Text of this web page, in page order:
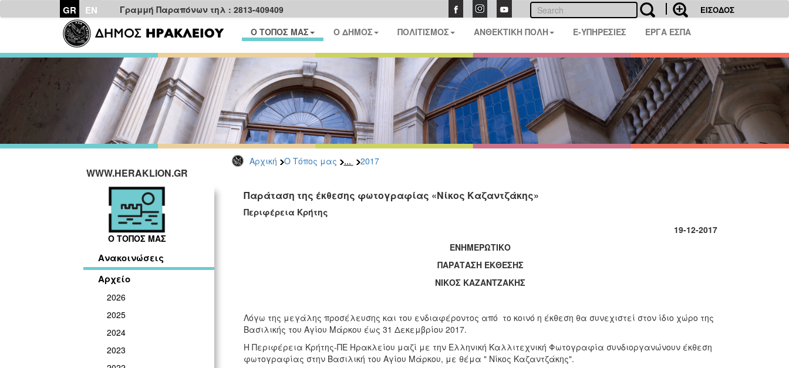
GR EN Γραμμή Παραπόνων τηλ : 2813-409409 ΕΙΣΟΔΟΣ
Ο ΤΟΠΟΣ ΜΑΣ Ο ΔΗΜΟΣ ΠΟΛΙΤΙΣΜΟΣ ΑΝΘΕΚΤΙΚΗ ΠΟΛΗ E-ΥΠΗΡΕΣΙΕΣ ΕΡΓΑ ΕΣΠΑ
Αρχική Ο Τόπος μας ... 2017
WWW.HERAKLION.GR
Ο ΤΟΠΟΣ ΜΑΣ
Ανακοινώσεις
Αρχείο
2026
2025
2024
2023
Παράταση της έκθεσης φωτογραφίας «Νίκος Καζαντζάκης»
Περιφέρεια Κρήτης
19-12-2017
ΕΝΗΜΕΡΩΤΙΚΟ
ΠΑΡΑΤΑΣΗ ΕΚΘΕΣΗΣ
ΝΙΚΟΣ ΚΑΖΑΝΤΖΑΚΗΣ
Λόγω της μεγάλης προσέλευσης και του ενδιαφέροντος από το κοινό η έκθεση θα συνεχιστεί στον ίδιο χώρο της
Βασιλικής του Αγίου Μάρκου έως 31 Δεκεμβρίου 2017.
Η Περιφέρεια Κρήτης-ΠΕ Ηρακλείου μαζί με την Ελληνική Καλλιτεχνική Φωτογραφία συνδιοργανώνουν έκθεση
φωτογραφίας στην Βασιλική του Αγίου Μάρκου, με θέμα " Νίκος Καζαντζάκης".